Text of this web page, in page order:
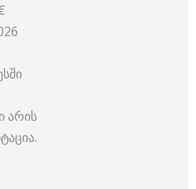
არის